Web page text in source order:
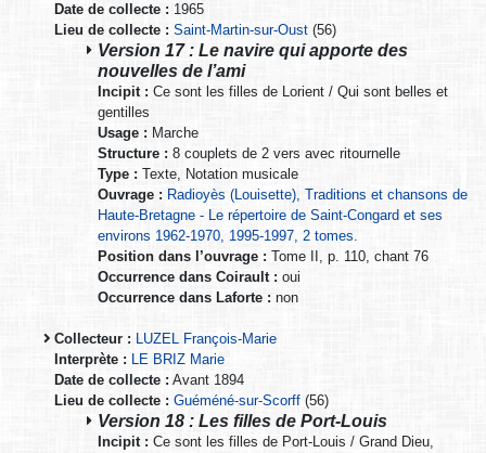
Date de collecte : 1965
Lieu de collecte : Saint-Martin-sur-Oust (56)
Version 17 : Le navire qui apporte des
nouvelles de l’ami
Incipit : Ce sont les filles de Lorient / Qui sont belles et
gentilles
Usage : Marche
Structure : 8 couplets de 2 vers avec ritournelle
Type : Texte, Notation musicale
Ouvrage : Radioyès (Louisette), Traditions et chansons de
Haute-Bretagne - Le répertoire de Saint-Congard et ses
environs 1962-1970, 1995-1997, 2 tomes.
Position dans l’ouvrage : Tome II, p. 110, chant 76
Occurrence dans Coirault : oui
Occurrence dans Laforte : non
Collecteur : LUZEL François-Marie
Interprète : LE BRIZ Marie
Date de collecte : Avant 1894
Lieu de collecte : Guéméné-sur-Scorff (56)
Version 18 : Les filles de Port-Louis
Incipit : Ce sont les filles de Port-Louis / Grand Dieu,